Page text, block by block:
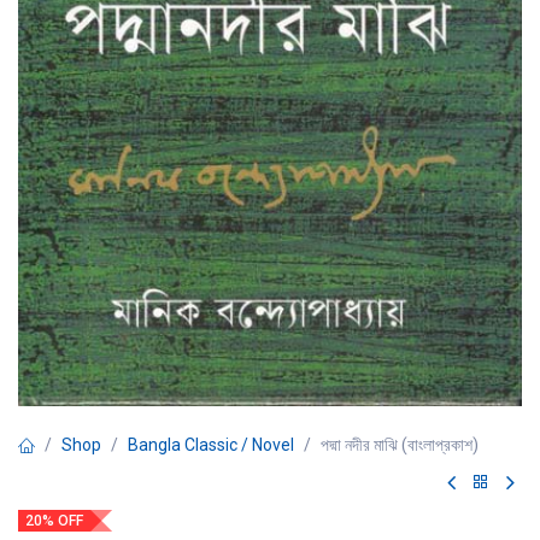
Shop Bangla Classic / Novel পদ্মা নদীর মাঝি (বাংলাপ্রকাশ)
20% OFF